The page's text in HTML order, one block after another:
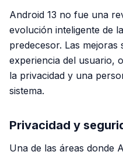
Android 13 no fue una
evolución inteligente de
predecesor. Las
experiencia del usuario,
la privacidad y una
sistema.
Privacidad y
Una de las áreas donde